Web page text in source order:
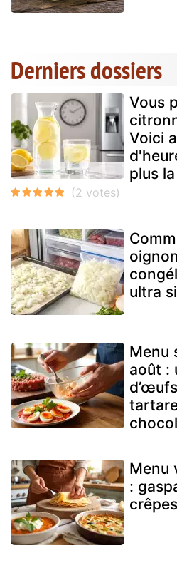
Derniers dossiers
Vous
Voici
plus
ultra
Menu
août :
Menu
:
crêpes